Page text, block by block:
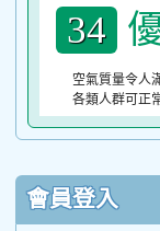
34
空氣質量令人
各類人群可正
會員登入